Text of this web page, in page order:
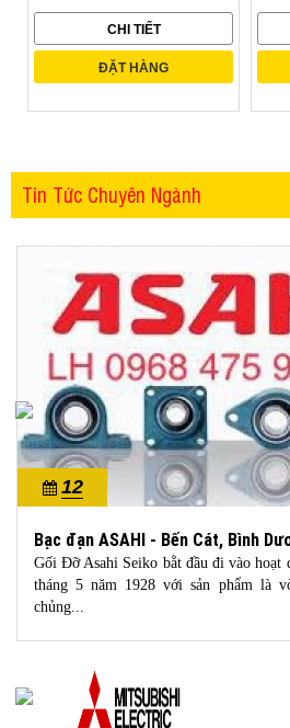
CHI TIẾT
ĐẶT HÀNG
Tin Tức Chuyên Ngành
12
10/2022
Bạc đạn ASAHI - Bến Cát, Bình
Gối Đỡ Asahi Seiko bằt đầu đi vào hoạt
tháng 5 năm 1928 với sản phẩm là
chủng...